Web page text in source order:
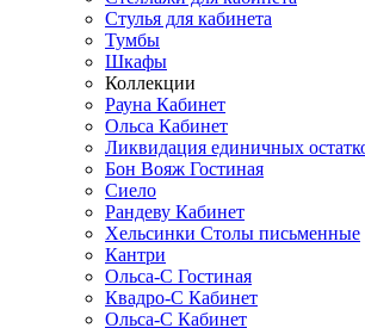
Стулья для кабинета
Тумбы
Шкафы
Коллекции
Рауна Кабинет
Ольса Кабинет
Ликвидация единичных
Бон Вояж Гостиная
Сиело
Рандеву Кабинет
Хельсинки Столы письменные
Кантри
Ольса-С Гостиная
Квадро-С Кабинет
Ольса-С Кабинет